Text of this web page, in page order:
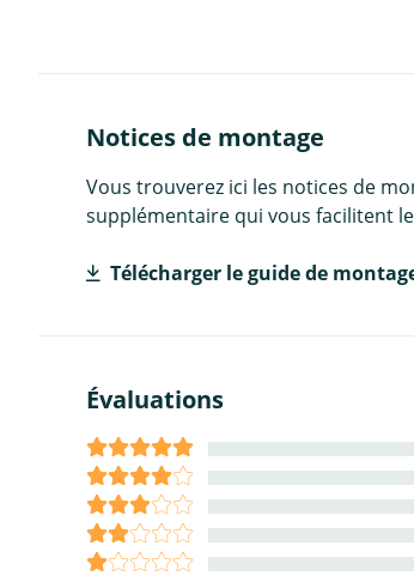
Notices de montage
Vous trouverez ici les notices de
supplémentaire qui vous facilitent
Télécharger le guide de
Évaluations